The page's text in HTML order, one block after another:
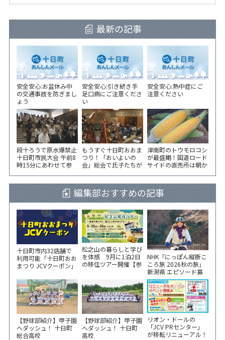
最新の記事
安全安心:お盆休み中
の交通事故を防ぎまし
ょう
安全安心:引き続き手
足口病にご注意くださ
い
安全安心:熱中症にご
注意ください
段十ろうで原水爆禁止
十日町市民大会 午前8
時15分にあわせて参
もうすぐ十日町おおま
つり！「おいよいの
会」総会で氏子たちが
津南町のトウモロコシ
が最盛期！国道ロード
サイドの直売所は朝か
編集部おすすめの記事
十日町市内32店舗で
利用可能「十日町おお
まつり JCVクーポン」
い！
松之山の暮らしと学び
を体感 9月に1泊2日
の移住ツアー開催【参
NHK「にっぽん縦断こ
ころ旅 2026秋の旅」
新潟県 エピソード募
集中！
【野球部紹介】甲子園
へダッシュ！ 十日町
総合高校
【野球部紹介】甲子園
へダッシュ！ 十日町
高校
リオン・ドールの
「JCV PRセンター」
が移転リニューアル！